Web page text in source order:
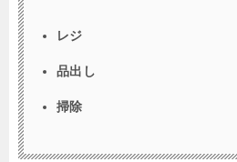
レジ
品出し
掃除